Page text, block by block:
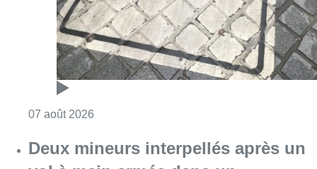
07 août 2026
Deux mineurs interpellés après un